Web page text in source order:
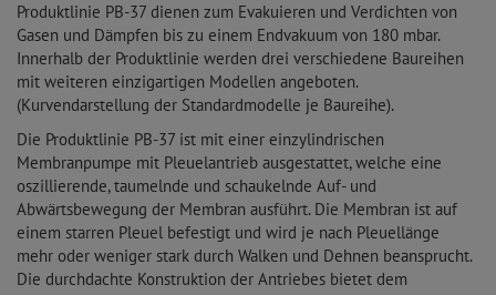
Produktlinie PB-37 dienen zum Evakuieren und Verdichten von
Gasen und Dämpfen bis zu einem Endvakuum von 180 mbar.
Innerhalb der Produktlinie werden drei verschiedene Baureihen
mit weiteren einzigartigen Modellen angeboten.
(Kurvendarstellung der Standardmodelle je Baureihe).
Die Produktlinie PB-37 ist mit einer einzylindrischen
Membranpumpe mit Pleuelantrieb ausgestattet, welche eine
oszillierende, taumelnde und schaukelnde Auf- und
Abwärtsbewegung der Membran ausführt. Die Membran ist auf
einem starren Pleuel befestigt und wird je nach Pleuellänge
mehr oder weniger stark durch Walken und Dehnen beansprucht.
Die durchdachte Konstruktion der Antriebes bietet dem